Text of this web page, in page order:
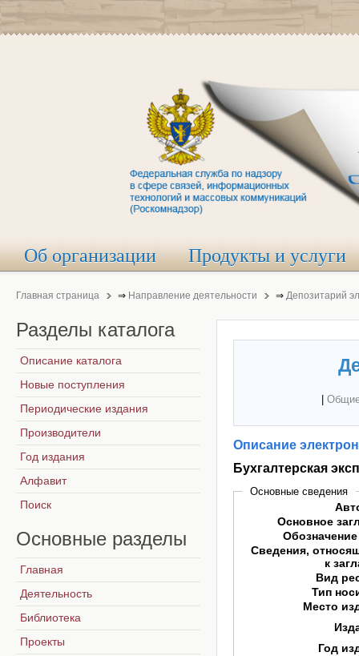
Об организации Продукты и услуги
Главная страница ⇒ Направление деятельности ⇒ Депозитарий
Описание
Бухгалтерская
Основные сведения
Основное
Сведения,
к
Вид
Тип
Место
Год
Разделы каталога
Описание каталога
Новые поступления
Периодические издания
Производители
Год издания
Алфавит
Поиск
Основные разделы
Главная
Деятельность
Библиотека
Проекты